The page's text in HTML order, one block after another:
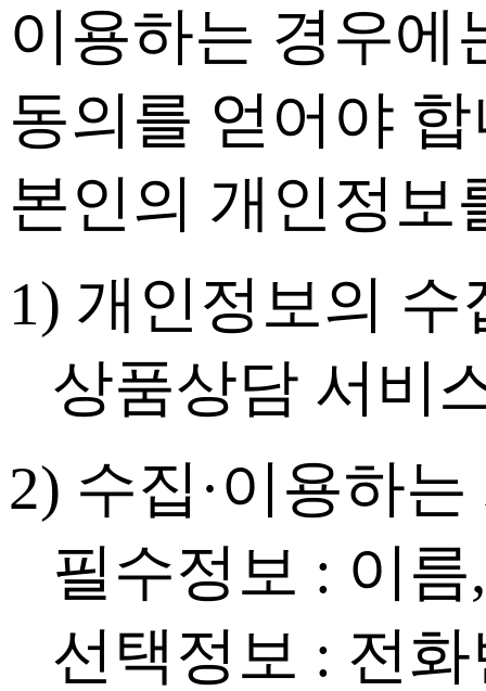
이용하는 경우에
동의를 얻어야
본인의 개인정보
1) 개인정보의
상품상담 서비
2) 수집·이용하
필수정보 : 이
선택정보 : 전